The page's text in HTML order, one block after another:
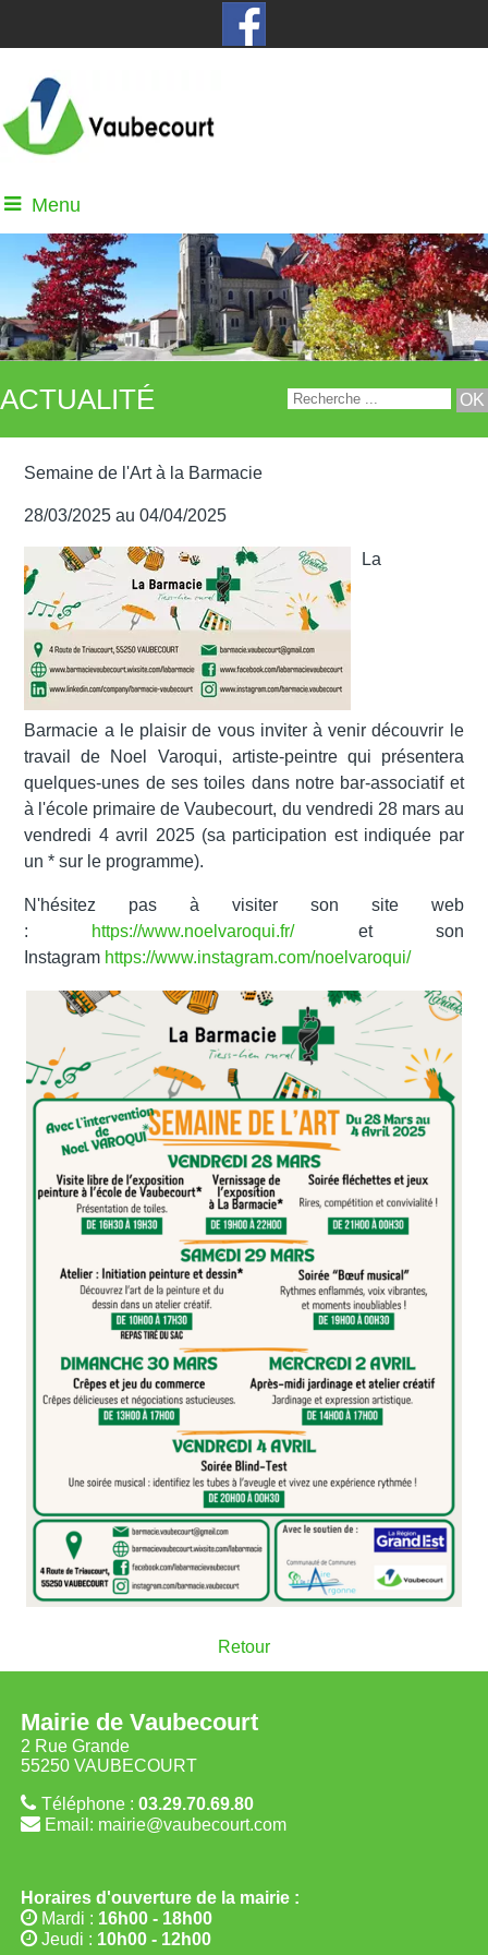
Menu
ACTUALITÉ
Semaine de l'Art à la Barmacie
28/03/2025 au 04/04/2025
La
Barmacie a le plaisir de vous inviterà venir découvrir le
travail de Noel Varoqui, artiste-peintre qui présentera
quelques-unes de ses toiles dans notre bar-associatifet
à l'école primaire de Vaubecourt, du vendredi 28 mars au
vendredi 4 avril 2025 (sa participation est indiquée par
un * sur le programme).
N'hésitez pas à visiter son site web
: https://www.noelvaroqui.fr/et son
Instagram https://www.instagram.com/noelvaroqui/
Retour
Mairie de Vaubecourt
2 Rue Grande
55250 VAUBECOURT
Téléphone : 03.29.70.69.80
Email: mairie@vaubecourt.com
Horaires d'ouverture de la mairie :
Mardi : 16h00 - 18h00
Jeudi : 10h00 - 12h00